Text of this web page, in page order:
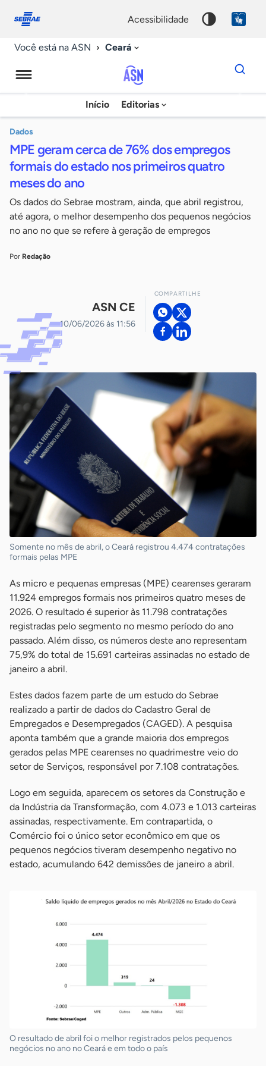
conosco
acessibilidade
Você está na ASN Ceará
Agência
Sebrae
Notícias
Início Editorias
Dados
para
chave
Dados
MPE geram cerca de 76% dos empregos
formais do estado nos primeiros quatro
meses do ano
Os dados do Sebrae mostram, ainda, que abril registrou,
até agora, o melhor desempenho dos pequenos negócios
no ano no que se refere à geração de empregos
Por Redação
ASN CE
10/06/2026 às 11:56
COMPARTILHE
Somente no mês de abril, o Ceará registrou 4.474 contratações
formais pelas MPE
As micro e pequenas empresas (MPE) cearenses geraram
11.924 empregos formais nos primeiros quatro meses de
2026. O resultado é superior às 11.798 contratações
registradas pelo segmento no mesmo período do ano
passado. Além disso, os números deste ano representam
75,9% do total de 15.691 carteiras assinadas no estado de
janeiro a abril.
Estes dados fazem parte de um estudo do Sebrae
realizado a partir de dados do Cadastro Geral de
Empregados e Desempregados (CAGED). A pesquisa
aponta também que a grande maioria dos empregos
gerados pelas MPE cearenses no quadrimestre veio do
setor de Serviços, responsável por 7.108 contratações.
Logo em seguida, aparecem os setores da Construção e
da Indústria da Transformação, com 4.073 e 1.013 carteiras
assinadas, respectivamente. Em contrapartida, o
Comércio foi o único setor econômico em que os
pequenos negócios tiveram desempenho negativo no
estado, acumulando 642 demissões de janeiro a abril.
O resultado de abril foi o melhor registrados pelos pequenos
negócios no ano no Ceará e em todo o país